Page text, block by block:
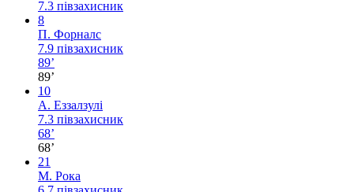
7.3 півзахисник
8
П. Форналс
7.9 півзахисник
89’
89’
10
А. Еззалзулі
7.3 півзахисник
68’
68’
21
М. Рока